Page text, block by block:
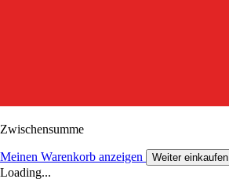
Zwischensumme
Meinen Warenkorb anzeigen Weiter einkaufen
Loading...